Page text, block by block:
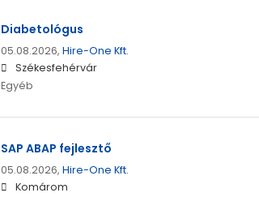
Diabetológus
05.08.2026, Hire-One Kft.
Székesfehérvár
Egyéb
SAP ABAP fejlesztő
05.08.2026, Hire-One Kft.
Komárom